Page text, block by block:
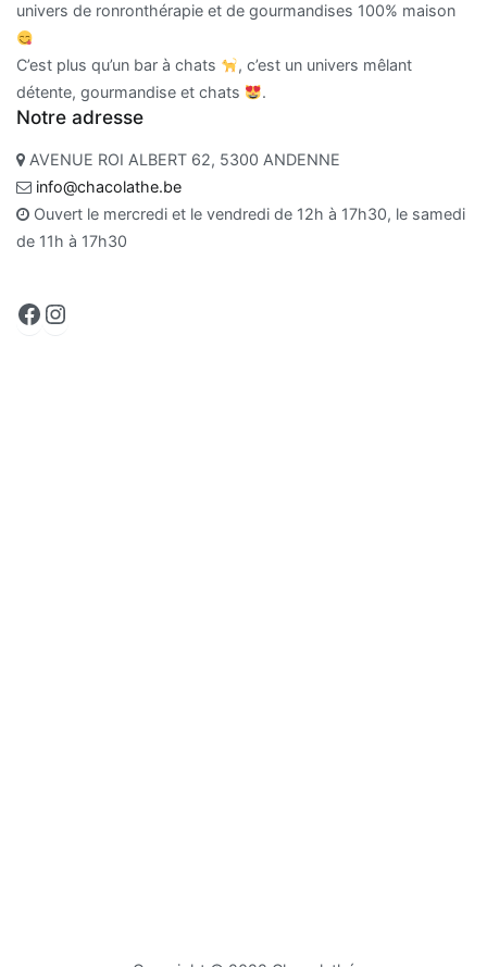
univers de ronronthérapie et de gourmandises 100% maison
C’est plus qu’un bar à chats
, c’est un univers mêlant
détente, gourmandise et chats
.
Notre adresse
AVENUE ROI ALBERT 62, 5300 ANDENNE
info@chacolathe.be
Ouvert le mercredi et le vendredi de 12h à 17h30, le samedi
de 11h à 17h30
Facebook